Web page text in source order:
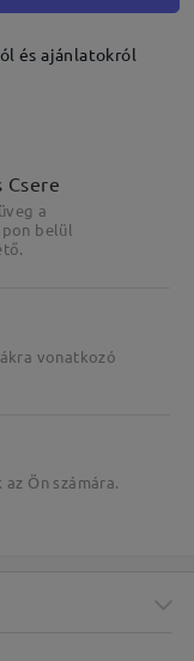
és ajánlatokról
Csere
a
belül
vonatkozó
Ön számára.